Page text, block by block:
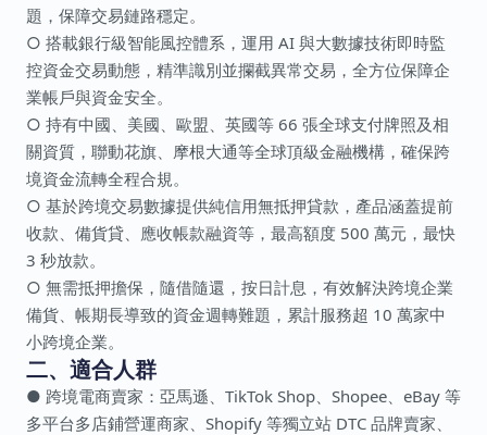
題，保障交易鏈路穩定。
○ 搭載銀行級智能風控體系，運用 AI 與大數據技術即時監
控資金交易動態，精準識別並攔截異常交易，全方位保障企
業帳戶與資金安全。
○ 持有中國、美國、歐盟、英國等 66 張全球支付牌照及相
關資質，聯動花旗、摩根大通等全球頂級金融機構，確保跨
境資金流轉全程合規。
○ 基於跨境交易數據提供純信用無抵押貸款，產品涵蓋提前
收款、備貨貸、應收帳款融資等，最高額度 500 萬元，最快
3 秒放款。
○ 無需抵押擔保，隨借隨還，按日計息，有效解決跨境企業
備貨、帳期長導致的資金週轉難題，累計服務超 10 萬家中
小跨境企業。
二、適合人群
● 跨境電商賣家：亞馬遜、TikTok Shop、Shopee、eBay 等
多平台多店鋪營運商家、Shopify 等獨立站 DTC 品牌賣家、